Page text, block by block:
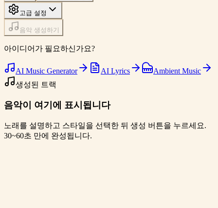
고급 설정
음악 생성하기
아이디어가 필요하신가요?
AI Music Generator AI Lyrics
Ambient Music
생성된 트랙
음악이 여기에 표시됩니다
노래를 설명하고 스타일을 선택한 뒤 생성 버튼을 누르세요.
30~60초 만에 완성됩니다.